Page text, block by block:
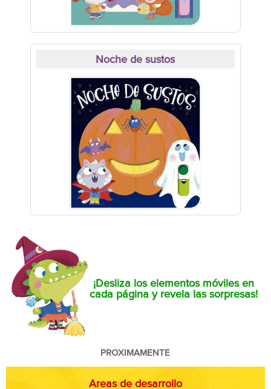
Noche de sustos
¡Desliza los elementos móviles en
cada página y revela las sorpresas!
PROXIMAMENTE
Areas de desarrollo